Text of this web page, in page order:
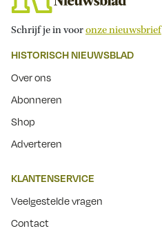
Schrijf je in vooronze nieuwsbrief
HISTORISCH NIEUWSBLAD
Over ons
Abonneren
Shop
Adverteren
KLANTENSERVICE
Veelgestelde vragen
Contact